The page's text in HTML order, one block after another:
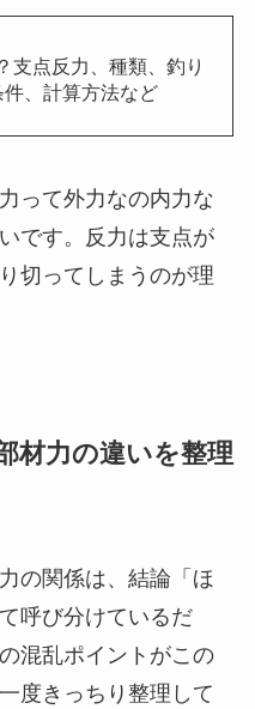
支点反力、種類、釣り
、計算方法など
って外力なの内力な
です。反力は支点が
切ってしまうのが理
材力の違いを整理
の関係は、結論「ほ
呼び分けているだ
混乱ポイントがこの
度きっちり整理して